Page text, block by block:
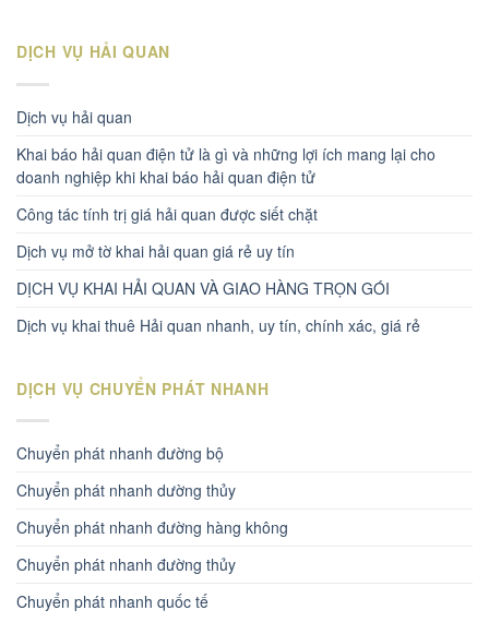
DỊCH VỤ HẢI QUAN
Dịch vụ hải quan
Khai báo hải quan điện tử là gì và những lợi ích mang lại cho
doanh nghiệp khi khai báo hải quan điện tử
Công tác tính trị giá hải quan được siết chặt
Dịch vụ mở tờ khai hải quan giá rẻ uy tín
DỊCH VỤ KHAI HẢI QUAN VÀ GIAO HÀNG TRỌN GÓI
Dịch vụ khai thuê Hải quan nhanh, uy tín, chính xác, giá rẻ
DỊCH VỤ CHUYỂN PHÁT NHANH
Chuyển phát nhanh đường bộ
Chuyển phát nhanh dường thủy
Chuyển phát nhanh đường hàng không
Chuyển phát nhanh đường thủy
Chuyển phát nhanh quốc tế